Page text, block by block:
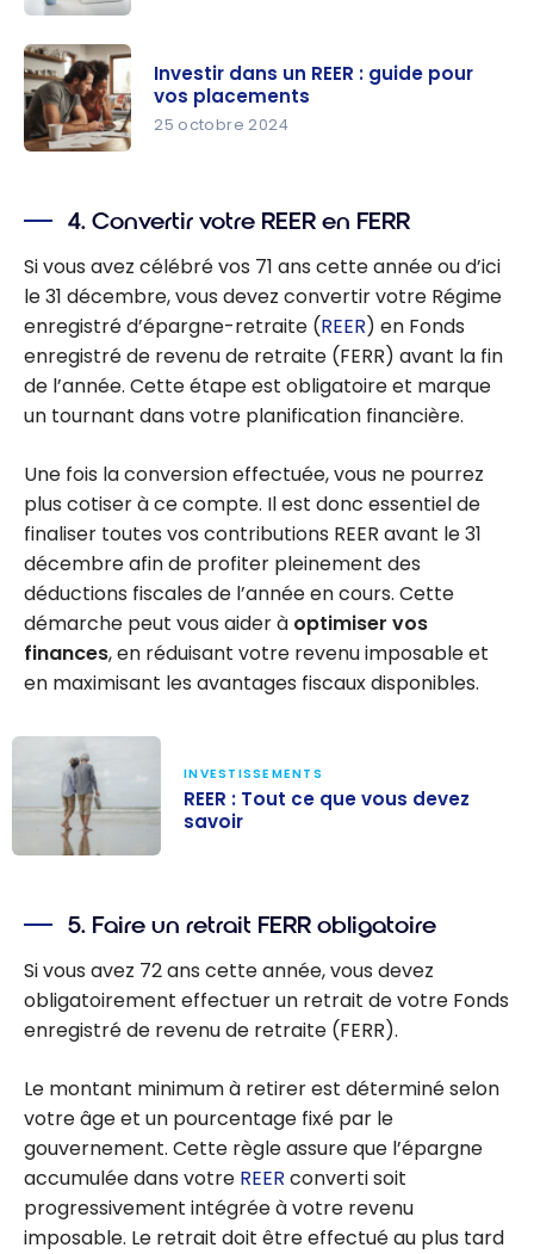
REER :
Quelle est
la
différence
REER :
guide pour
vos
placement
s
Investir dans un REER : guide pour
vos placements
25 octobre 2024
4. Convertir votre REER en FERR
Si vous avez célébré vos 71 ans cette année ou d’ici
le 31 décembre, vous devez convertir votre Régime
enregistré d’épargne-retraite (REER) en Fonds
enregistré de revenu de retraite (FERR) avant la fin
de l’année. Cette étape est obligatoire et marque
un tournant dans votre planification financière.
Une fois la conversion effectuée, vous ne pourrez
plus cotiser à ce compte. Il est donc essentiel de
finaliser toutes vos contributions REER avant le 31
décembre afin de profiter pleinement des
déductions fiscales de l’année en cours. Cette
démarche peut vous aider à optimiser vos
finances, en réduisant votre revenu imposable et
en maximisant les avantages fiscaux disponibles.
savoir
INVESTISSEMENTS
REER : Tout ce que vous devez
savoir
5. Faire un retrait FERR obligatoire
Si vous avez 72 ans cette année, vous devez
obligatoirement effectuer un retrait de votre Fonds
enregistré de revenu de retraite (FERR).
Le montant minimum à retirer est déterminé selon
votre âge et un pourcentage fixé par le
gouvernement. Cette règle assure que l’épargne
accumulée dans votre REER converti soit
progressivement intégrée à votre revenu
imposable. Le retrait doit être effectué au plus tard